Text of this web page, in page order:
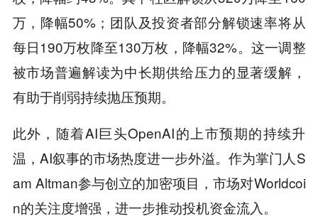
万，降幅50%；团队及投资者部分解锁速率将从
每日190万枚降至130万枚，降幅32%。这一调整
被市场普遍解读为中长期供给压力的显著缓解，
有助于削弱持续抛压预期。
此外，随着AI巨头OpenAI的上市预期的持续升
温，AI叙事的市场热度进一步外溢。作为掌门人S
am Altman参与创立的加密项目，市场对Worldcoi
n的关注度增强，进一步推动投机资金流入。